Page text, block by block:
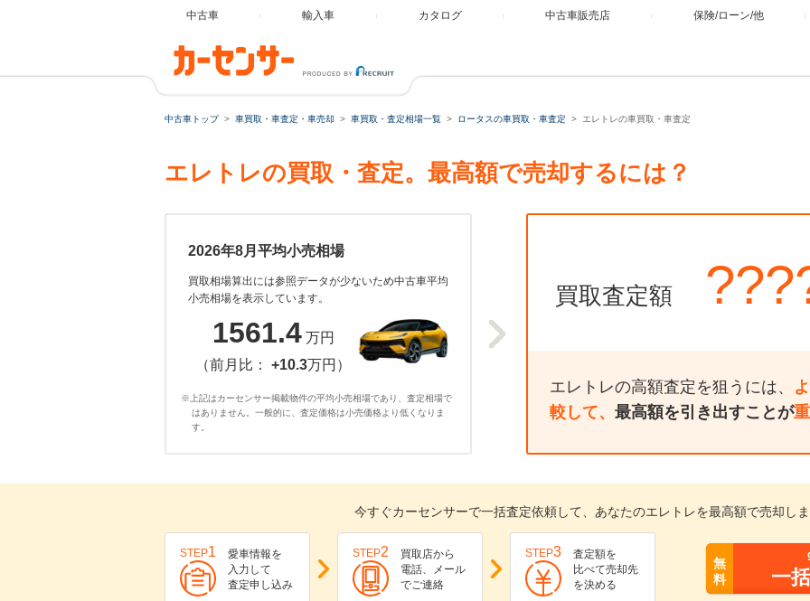
中古車 輸入車 カタログ 中古車販売店 保険/ローン/他
中古車トップ 車買取・車査定・車売却 車買取・査定相場一覧 ロータスの車買取・車査定 エレトレの車買取・車査定
エレトレの買取・査定。最高額で売却するには？
2026年8月平均小売相場
買取相場算出には参照データが少ないため中古車平均
小売相場を表示しています。
1561.4 万円
（前月比： +10.3万円）
※上記はカーセンサー掲載物件の平均小売相場であり、査定相場で
はありません。一般的に、査定価格は小売価格より低くなりま
す。
買取査定額
エレトレの高額査定を狙うには、
較して、 最高額を引き出すことが
今すぐカーセンサーで一括査定依頼して、あなたのエレトレを最高額で売却しま
STEP1
愛車情報を
入力して
査定申し込み
STEP2
買取店から
電話、メール
でご連絡
STEP3
査定額を
比べて売却先
を決める
無
料
一